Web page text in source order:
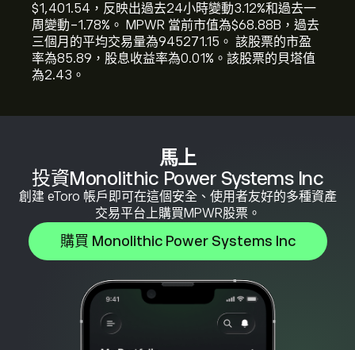
馬上
投資Monolithic Power Systems Inc
創建 eToro 帳戶即可在這個安全、使用者友好的多種資產
交易平台上購買MPWR股票。
購買 Monolithic Power Systems Inc
$‎1,401.54，反映出過去24小時變動‎3.12‎%和過去一
周變動‎-1.78‎%。 MPWR 當前市值為‎$‎68.88B，過去
三個月的平均交易量為945271.15。 該股票的市盈
率為85.89，股息收益率為0.01%。該股票的貝塔值
為2.43。